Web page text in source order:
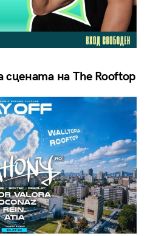
сцената на The Rooftop